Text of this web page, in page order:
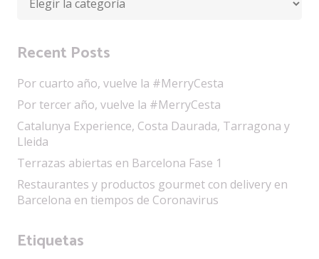
Recent Posts
Por cuarto año, vuelve la #MerryCesta
Por tercer año, vuelve la #MerryCesta
Catalunya Experience, Costa Daurada, Tarragona y
Lleida
Terrazas abiertas en Barcelona Fase 1
Restaurantes y productos gourmet con delivery en
Barcelona en tiempos de Coronavirus
Etiquetas